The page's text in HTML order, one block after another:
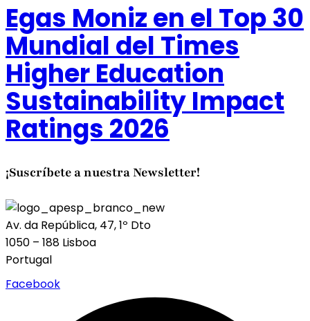
Egas Moniz en el Top 30
Mundial del Times
Higher Education
Sustainability Impact
Ratings 2026
¡Suscríbete a nuestra Newsletter!
Av. da República, 47, 1º Dto
1050 – 188 Lisboa
Portugal
Facebook